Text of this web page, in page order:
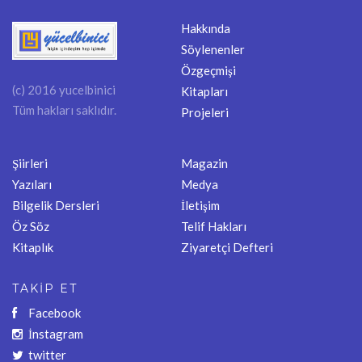
(c) 2016 yucelbinici
Tüm hakları saklıdır.
Hakkında
Söylenenler
Özgeçmişi
Kitapları
Projeleri
Şiirleri
Yazıları
Bilgelik Dersleri
Öz Söz
Kitaplık
Magazin
Medya
İletişim
Telif Hakları
Ziyaretçi Defteri
TAKİP ET
Facebook
İnstagram
twitter